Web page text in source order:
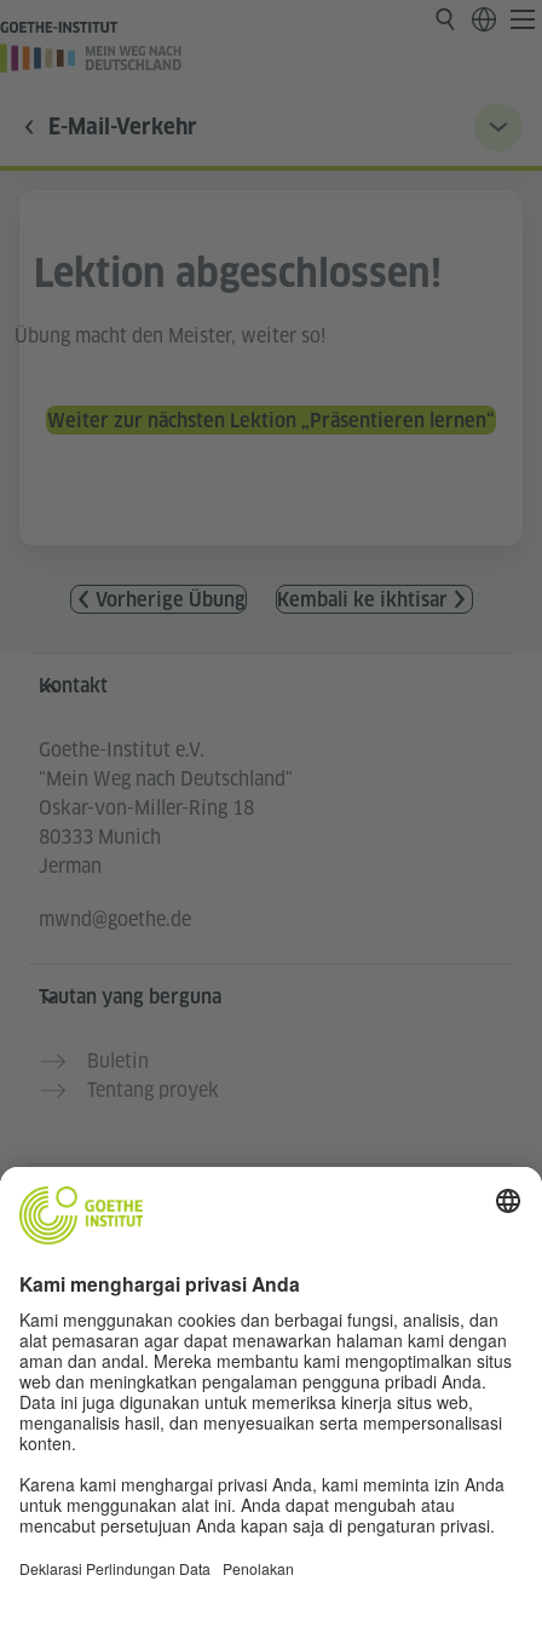
E-Mail-Verkehr
Lektion abgeschlossen!
Übung macht den Meister, weiter so!
Weiter zur nächsten Lektion „Präsentieren lernen“
Vorherige Übung Kembali ke ikhtisar
Service- und Informationsbereich
Kontakt
Goethe-Institut e.V.
"Mein Weg nach Deutschland"
Oskar-von-Miller-Ring 18
80333 Munich
Jerman
mwnd@goethe.de
Tautan yang berguna
Buletin
Tentang proyek
Situs web lainnya
Latihan bahasa Jerman secara gratis
Kursus bahasa Jerman dari Goethe-Institut
Portal guru “Deutschstunde”
Privasi dan Aksesibilitas
Pengaturan privasi